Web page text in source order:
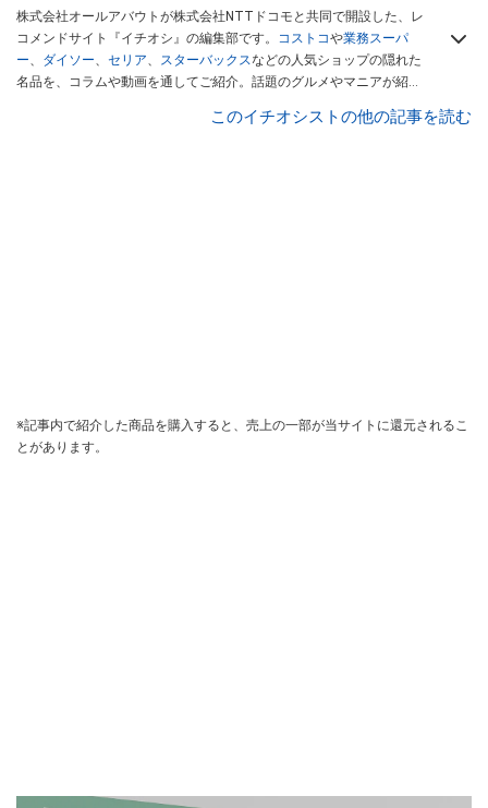
株式会社オールアバウトが株式会社NTTドコモと共同で開設した、レ
コメンドサイト『イチオシ』の編集部です。 コストコや業務スーパ
ー、 ダイソー、 セリア、 スターバックスなどの人気ショップの隠れた
名品を、コラムや動画を通してご紹介。話題のグルメやマニアが紹介
インフルエンサーが実際に使用してレビューしています。毎日トレン
このイチオシストの他の記事を読む
※記事内で紹介した商品を購入すると、売上の一部が当サイトに還元されるこ
とがあります。